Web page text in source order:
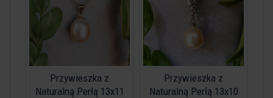
Przywieszka z
Naturalną Perłą 13x11
Przywieszka z
Naturalną Perłą 13x10